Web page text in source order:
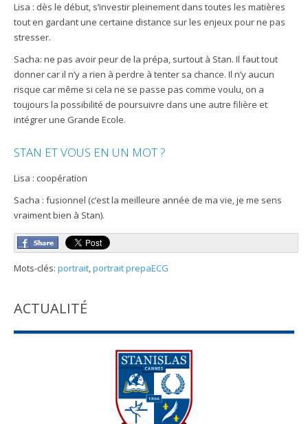
Lisa : dès le début, s’investir pleinement dans toutes les matières
tout en gardant une certaine distance sur les enjeux pour ne pas
stresser.
Sacha: ne pas avoir peur de la prépa, surtout à Stan. Il faut tout
donner car il n’y a rien à perdre à tenter sa chance. Il n’y aucun
risque car même si cela ne se passe pas comme voulu, on a
toujours la possibilité de poursuivre dans une autre filière et
intégrer une Grande Ecole.
STAN ET VOUS EN UN MOT ?
Lisa : coopération
Sacha : fusionnel (c’est la meilleure année de ma vie, je me sens
vraiment bien à Stan).
Mots-clés: portrait,portrait prepaECG
ACTUALITÉ